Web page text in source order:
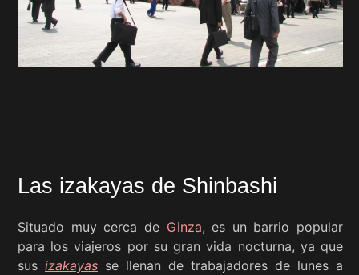
Las izakayas de Shinbashi
Situado muy cerca de Ginza, es un barrio popular
para los viajeros por su gran vida nocturna, ya que
sus izakayas se llenan de trabajadores de lunes a